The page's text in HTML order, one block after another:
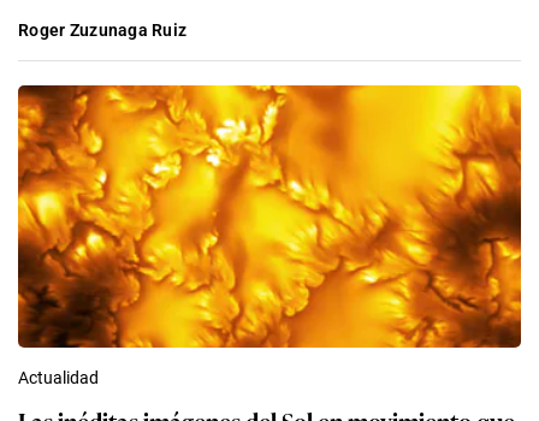
Roger Zuzunaga Ruiz
Actualidad